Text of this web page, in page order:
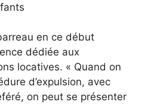
en ce début
dédiée aux
locatives. « Quand on
d’expulsion, avec
on peut se présenter